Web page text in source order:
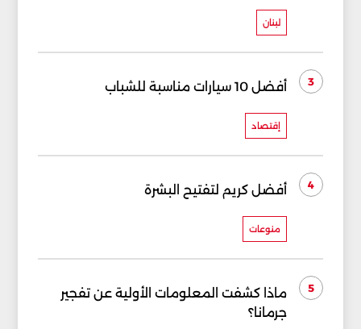
لبنان
3 أفضل 10 سيارات مناسبة للشباب
إقتصاد
4 أفضل كريم لتفتيح البشرة
منوعات
5
ماذا كشفت المعلومات الأولية عن تفجير
جرمانا؟